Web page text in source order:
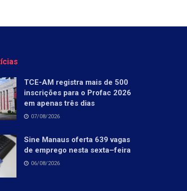
TCE-AM registra mais de 500
inscrições para o Profac 2026
em apenas três dias
07/08/2026
Sine Manaus oferta 639 vagas
de emprego nesta sexta–feira
06/08/2026